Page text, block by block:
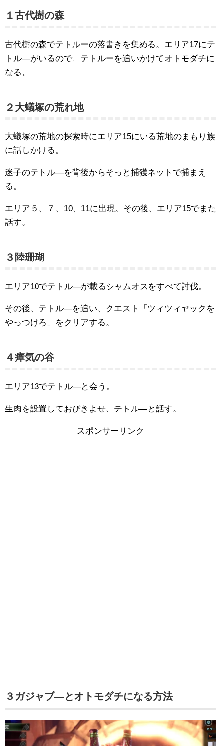
１古代樹の森
古代樹の森でテトルーの落書きを集める。エリア17にテ
トル―がいるので、テトルーを追いかけてオトモダチに
なる。
２大蟻塚の荒れ地
大蟻塚の荒地の探索時にエリア15にいる荒地のまもり族
に話しかける。
迷子のテトル―を背後からそっと捕獲ネットで捕まえ
る。
エリア５、７、10、11に出現。その後、エリア15でまた
話す。
３陸珊瑚
エリア10でテトル―が載るシャムオスをすべて討伐。
その後、テトル―を追い、クエスト「ツィツィヤックを
やっつけろ」をクリアする。
４瘴気の谷
エリア13でテトル―と会う。
生肉を設置しておびきよせ、テトル―と話す。
スポンサーリンク
３ガジャブ―とオトモダチになる方法